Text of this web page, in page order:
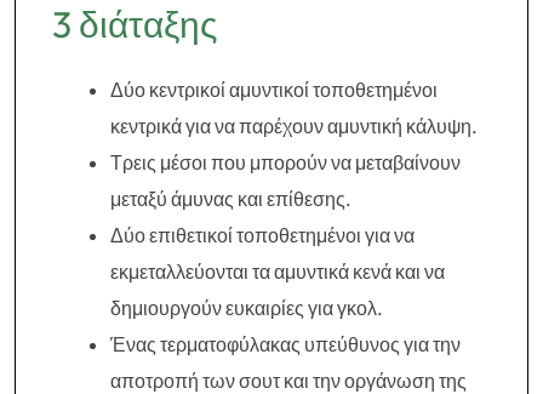
3 διάταξης
Δύο κεντρικοί αμυντικοί τοποθετημένοι
κεντρικά για να παρέχουν αμυντική κάλυψη.
Τρεις μέσοι που μπορούν να μεταβαίνουν
μεταξύ άμυνας και επίθεσης.
Δύο επιθετικοί τοποθετημένοι για να
εκμεταλλεύονται τα αμυντικά κενά και να
δημιουργούν ευκαιρίες για γκολ.
Ένας τερματοφύλακας υπεύθυνος για την
αποτροπή των σουτ και την οργάνωση της